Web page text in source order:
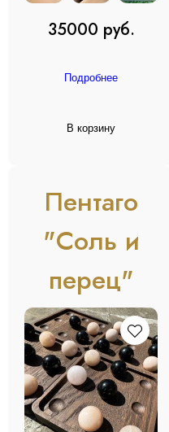
35000 руб.
Подробнее
В корзину
Пентаго
"Соль и
перец"